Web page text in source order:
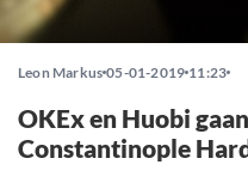
Leon Markus 05-01-2019 11:23
OKEx en Huobi
Constantinople